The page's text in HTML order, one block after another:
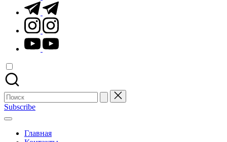
t.me
instagram.com
youtube.com
Поиск
для:
Subscribe
Главная